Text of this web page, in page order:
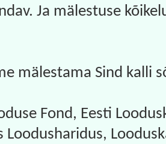
Ja mälestuse
mälestama Sind kalli
Fond, Eesti
Loodusharidus,